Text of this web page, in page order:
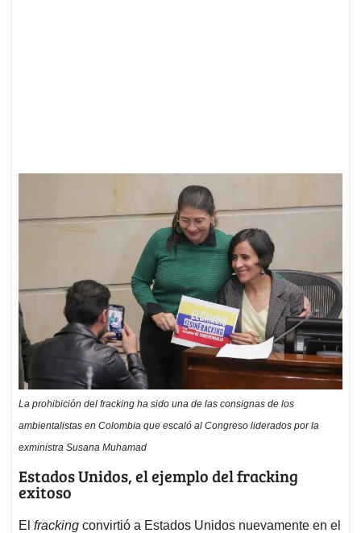
La prohibición del fracking ha sido una de las consignas de los
ambientalistas en Colombia que escaló al Congreso liderados por la
exministra Susana Muhamad
Estados Unidos, el ejemplo del fracking
exitoso
El fracking convirtió a Estados Unidos nuevamente en el